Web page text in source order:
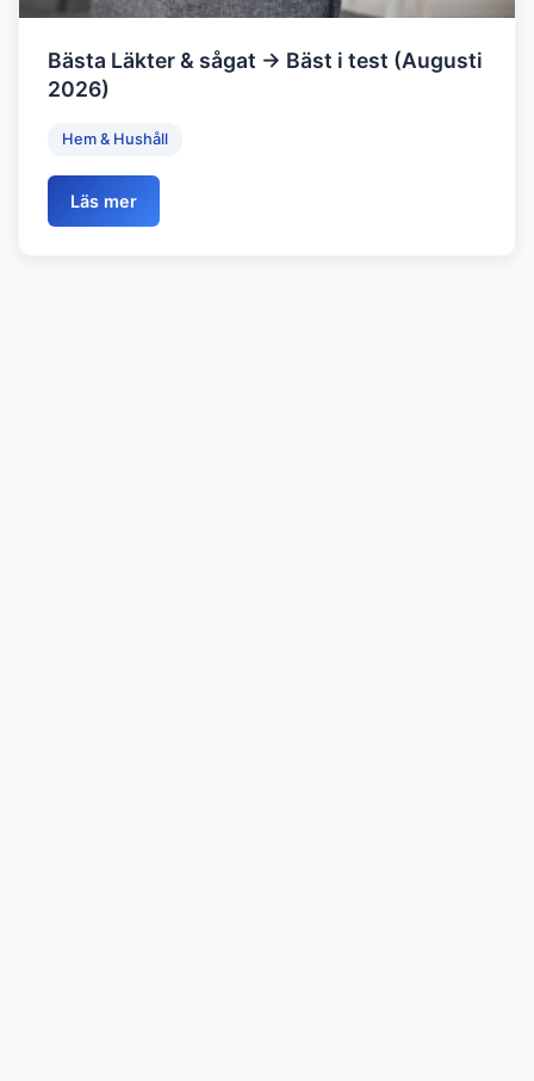
Bästa Läkter & sågat → Bäst i test (Augusti
2026)
Hem & Hushåll
Läs mer